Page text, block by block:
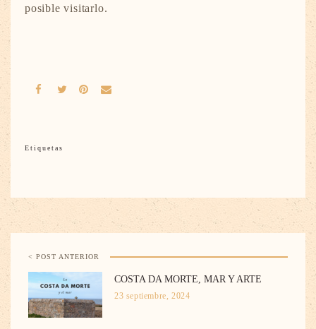
posible visitarlo.
Etiquetas
< POST ANTERIOR
COSTA DA MORTE, MAR Y ARTE
23 septiembre, 2024